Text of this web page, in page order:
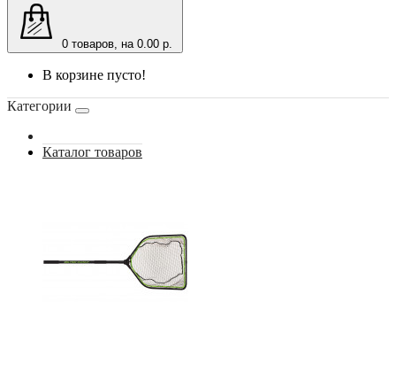
0 товаров, на 0.00 р.
В корзине пусто!
Категории
Каталог товаров